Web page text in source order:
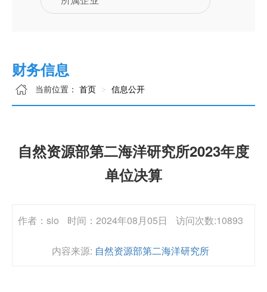
财务信息
当前位置： 首页 信息公开
自然资源部第二海洋研究所2023年度
单位决算
作者：sio 时间：2024年08月05日 访问次数:10893
内容来源: 自然资源部第二海洋研究所